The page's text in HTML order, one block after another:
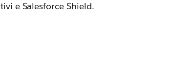
e Salesforce Shield.